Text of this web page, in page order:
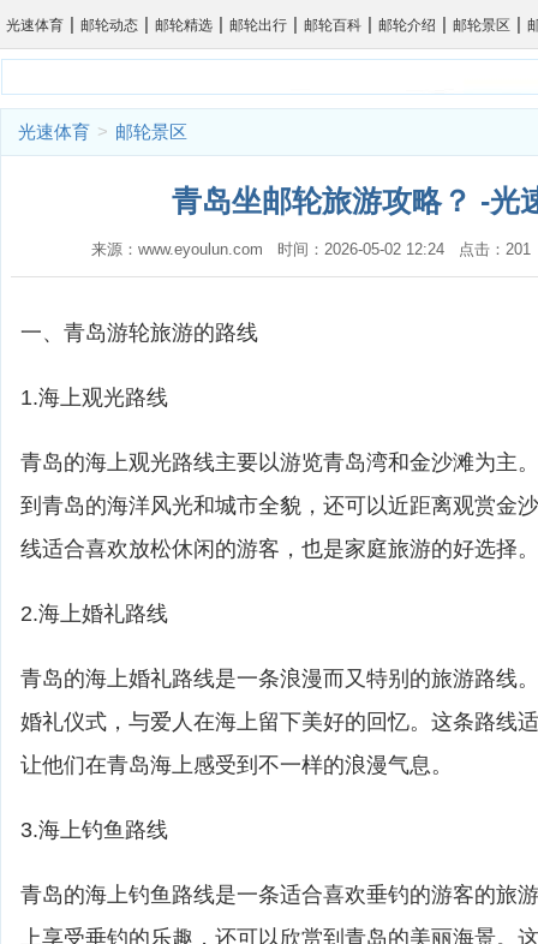
光速体育 | 邮轮动态 | 邮轮精选 | 邮轮出行 | 邮轮百科 | 邮轮介绍 | 邮轮景区 |
光速体育 > 邮轮景区
青岛坐邮轮旅游攻略？ -光
来源：www.eyoulun.com 时间：2026-05-02 12:24 点击：
一、青岛游轮旅游的路线
1.海上观光路线
青岛的海上观光路线主要以游览青岛湾和金沙滩为主
到青岛的海洋风光和城市全貌，还可以近距离观赏金
线适合喜欢放松休闲的游客，也是家庭旅游的好选择。
2.海上婚礼路线
青岛的海上婚礼路线是一条浪漫而又特别的旅游路线
婚礼仪式，与爱人在海上留下美好的回忆。这条路线
让他们在青岛海上感受到不一样的浪漫气息。
3.海上钓鱼路线
青岛的海上钓鱼路线是一条适合喜欢垂钓的游客的旅
上享受垂钓的乐趣，还可以欣赏到青岛的美丽海景。